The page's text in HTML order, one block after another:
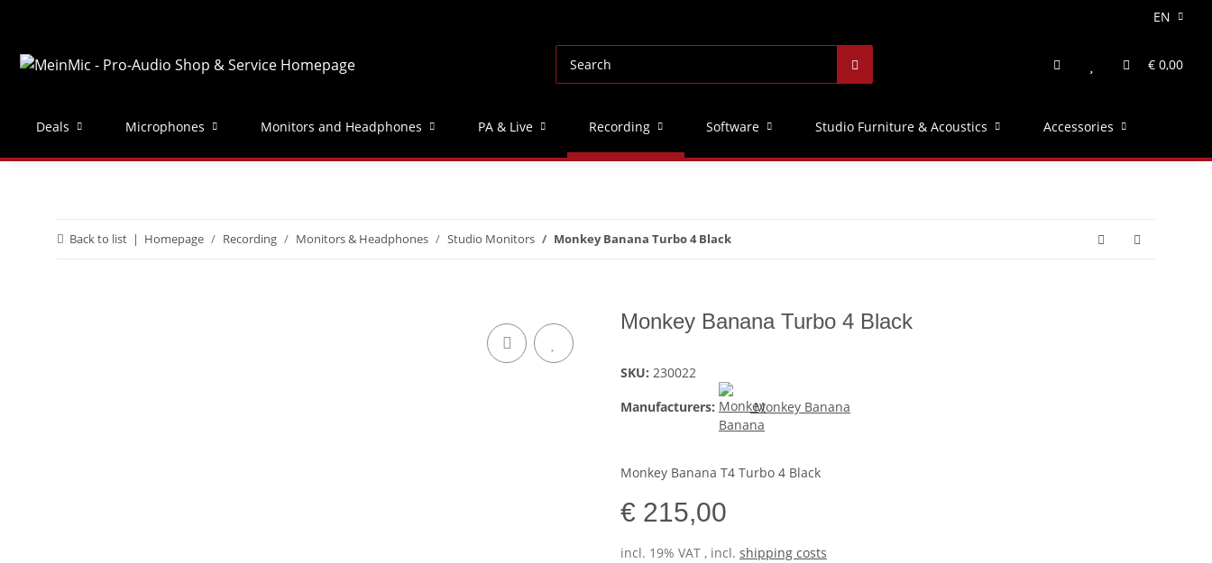
EN
€ 0,00
Deals Microphones Monitors and Headphones PA & Live Recording Software Studio Furniture & Acoustics Accessories
Back to list Homepage Recording Monitors & Headphones Studio Monitors Monkey Banana Turbo 4 Black
Monkey Banana Turbo 4 Black
SKU: 230022
Manufacturers:
Monkey Banana
Monkey Banana T4 Turbo 4 Black
€ 215,00
incl. 19% VAT , incl. shipping costs